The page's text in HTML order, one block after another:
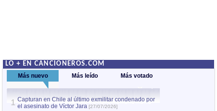
LO + EN CANCIONEROS.COM
Más nuevo Más leído Más votado
1 Capturan en Chile al último exmilitar condenado por
el asesinato de Víctor Jara [27/07/2026]